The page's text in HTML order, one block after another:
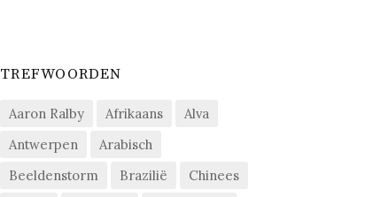
TREFWOORDEN
Aaron Ralby Afrikaans
Alva
Antwerpen
Arabisch
Beeldenstorm
Brazilië
Chinees